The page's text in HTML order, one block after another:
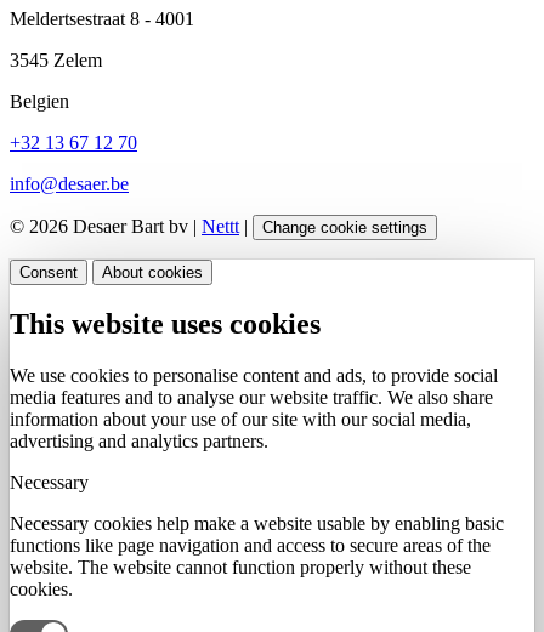
Meldertsestraat 8 - 4001
3545 Zelem
Belgien
+32 13 67 12 70
info@desaer.be
© 2026 Desaer Bart bv | Nettt | Change cookie settings
Consent About cookies
This website uses cookies
We use cookies to personalise content and ads, to provide social
media features and to analyse our website traffic. We also share
information about your use of our site with our social media,
advertising and analytics partners.
Necessary
Necessary cookies help make a website usable by enabling basic
functions like page navigation and access to secure areas of the
website. The website cannot function properly without these
cookies.